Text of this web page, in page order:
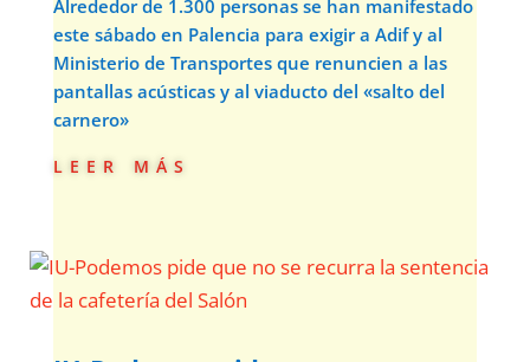
Alrededor de 1.300 personas se han manifestado
este sábado en Palencia para exigir a Adif y al
Ministerio de Transportes que renuncien a las
pantallas acústicas y al viaducto del «salto del
carnero»
leer más